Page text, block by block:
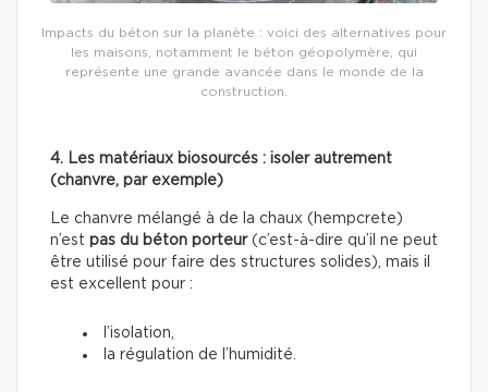
Impacts du béton sur la planète : voici des alternatives pour
les maisons, notamment le béton géopolymère, qui
représente une grande avancée dans le monde de la
construction.
4. Les matériaux biosourcés : isoler autrement
(chanvre, par exemple)
Le chanvre mélangé à de la chaux (hempcrete)
n’est pas du béton porteur (c’est-à-dire qu’il ne peut
être utilisé pour faire des structures solides), mais il
est excellent pour :
l’isolation,
la régulation de l’humidité.